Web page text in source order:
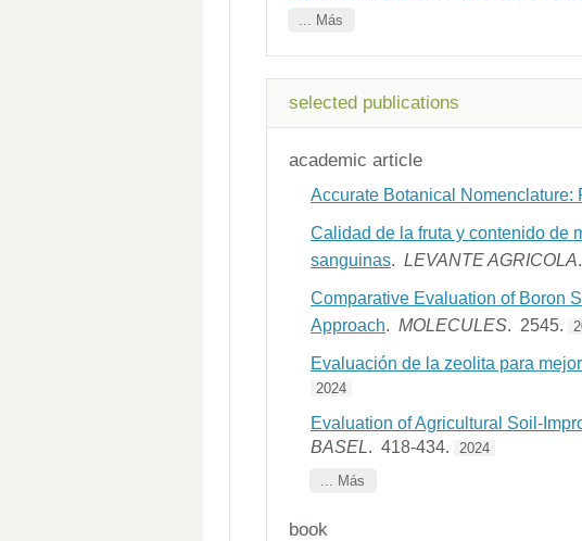
... Más
selected publications
academic article
Accurate Botanical
Calidad de la fruta y contenido de
sanguinas. LEVANTE AGRICOLA
Comparative Evaluation of Boron
Approach. MOLECULES. 2545.
Evaluación de la zeolita para
2024
Evaluation of Agricultural Soil-
BASEL. 418-434.
2024
... Más
book